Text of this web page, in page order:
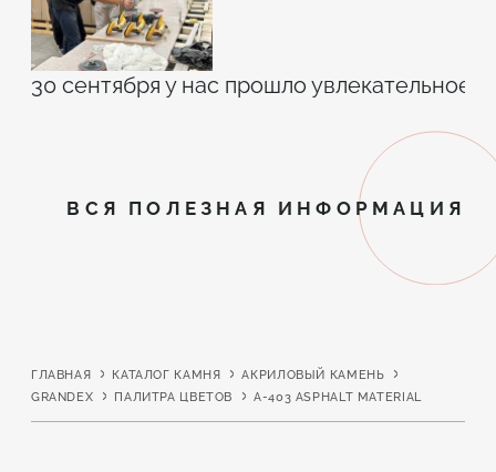
30 сентября у нас прошло увлекательное
ВСЯ ПОЛЕЗНАЯ ИНФОРМАЦИЯ
ГЛАВНАЯ КАТАЛОГ КАМНЯ
АКРИЛОВЫЙ КАМЕНЬ
GRANDEX
ПАЛИТРА ЦВЕТОВ A-403 ASPHALT MATERIAL